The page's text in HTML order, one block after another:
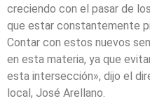
creciendo con el pasar de
que estar constantemente
Contar con estos nuevos
en esta materia, ya que
esta intersección», dijo el
local, José Arellano.